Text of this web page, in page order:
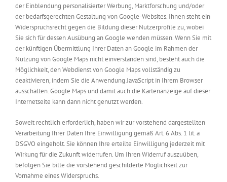
der Einblendung personalisierter Werbung, Marktforschung und/oder
der bedarfsgerechten Gestaltung von Google-Websites. Ihnen steht ein
Widerspruchsrecht gegen die Bildung dieser Nutzerprofile zu, wobei
Sie sich für dessen Ausübung an Google wenden müssen. Wenn Sie mit
der künftigen Übermittlung Ihrer Daten an Google im Rahmen der
Nutzung von Google Maps nicht einverstanden sind, besteht auch die
Möglichkeit, den Webdienst von Google Maps vollständig zu
deaktivieren, indem Sie die Anwendung JavaScript in Ihrem Browser
ausschalten. Google Maps und damit auch die Kartenanzeige auf dieser
Internetseite kann dann nicht genutzt werden.
Soweit rechtlich erforderlich, haben wir zur vorstehend dargestellten
Verarbeitung Ihrer Daten Ihre Einwilligung gemäß Art. 6 Abs. 1 lit. a
DSGVO eingeholt. Sie können Ihre erteilte Einwilligung jederzeit mit
Wirkung für die Zukunft widerrufen. Um Ihren Widerruf auszuüben,
befolgen Sie bitte die vorstehend geschilderte Möglichkeit zur
Vornahme eines Widerspruchs.